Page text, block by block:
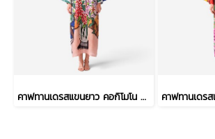
คาฟทานเดรสแขนยาว คอกิโมโน - สีฟ้า : ลายแจกันดอกไม้ ริมวิวทะเล